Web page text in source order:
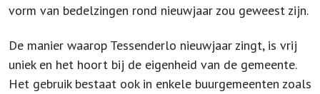
vorm van bedelzingen rond nieuwjaar zou geweest zijn.
De manier waarop Tessenderlo nieuwjaar zingt, is vrij
uniek en het hoort bij de eigenheid van de gemeente.
Het gebruik bestaat ook in enkele buurgemeenten zoals